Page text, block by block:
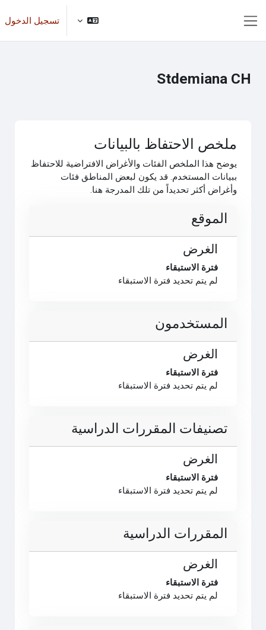
تسجيل الدخول
Stdemiana CH
ملخص الاحتفاظ بالبيانات
يوضح هذا الملخص الفئات والأغراض الافتراضية للاحتفاظ
ببيانات المستخدم. قد يكون لبعض المناطق فئات
وأغراض أكثر تحديداً من تلك المدرجة هنا.
الموقع
الغرض
فترة الاستبقاء
لم يتم تحديد فترة الاستبقاء
المستخدمون
الغرض
فترة الاستبقاء
لم يتم تحديد فترة الاستبقاء
تصنيفات المقررات الدراسية
الغرض
فترة الاستبقاء
لم يتم تحديد فترة الاستبقاء
المقررات الدراسية
الغرض
فترة الاستبقاء
لم يتم تحديد فترة الاستبقاء